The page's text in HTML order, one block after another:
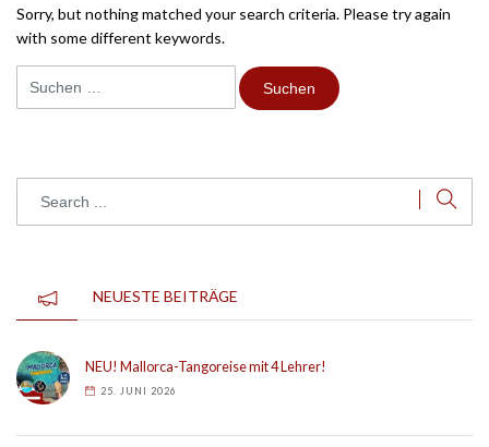
Sorry, but nothing matched your search criteria. Please try again
with some different keywords.
nach:
NEUESTE BEITRÄGE
NEU! Mallorca-Tangoreise mit 4 Lehrer!
25. JUNI 2026